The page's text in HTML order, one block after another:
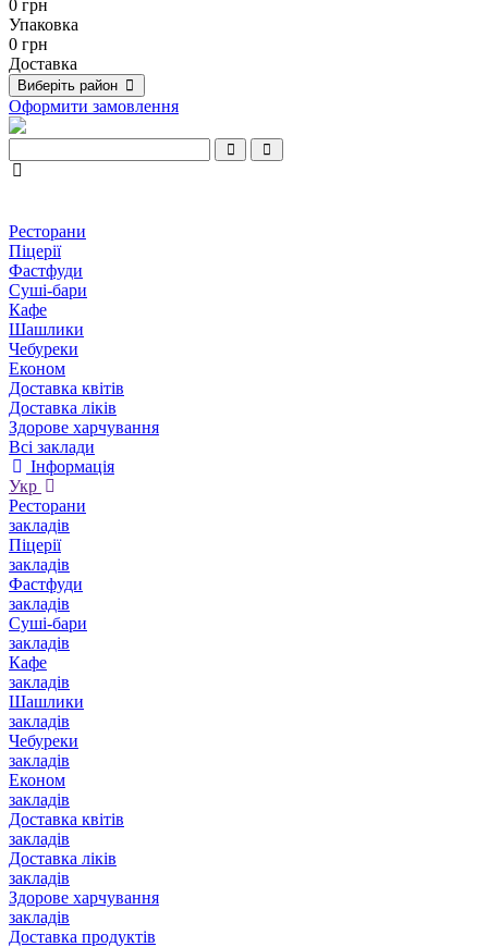
0 грн
Упаковка
0 грн
Доставка
Виберіть район
Оформити замовлення
Ресторани
Піцерії
Фастфуди
Суші-бари
Кафе
Шашлики
Чебуреки
Економ
Доставка квітів
Доставка ліків
Здорове харчування
Всі заклади
Інформація
Укр
Ресторани
закладів
Піцерії
закладів
Фастфуди
закладів
Суші-бари
закладів
Кафе
закладів
Шашлики
закладів
Чебуреки
закладів
Економ
закладів
Доставка квітів
закладів
Доставка ліків
закладів
Здорове харчування
закладів
Доставка продуктів